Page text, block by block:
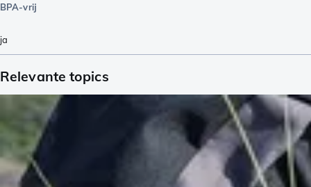
BPA-vrij
ja
Relevante topics